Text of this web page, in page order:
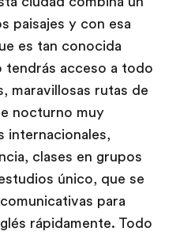
paisajes y con esa
es tan conocida
tendrás acceso a todo
maravillosas rutas de
nocturno muy
internacionales,
clases en grupos
único, que se
para
rápidamente. Todo